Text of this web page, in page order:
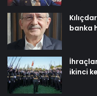
banka
ikinci